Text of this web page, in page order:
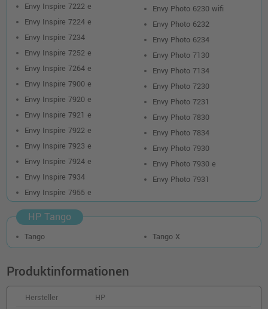
Envy Inspire 7222 e
Envy Inspire 7224 e
Envy Inspire 7234
Envy Inspire 7252 e
Envy Inspire 7264 e
Envy Inspire 7900 e
Envy Inspire 7920 e
Envy Inspire 7921 e
Envy Inspire 7922 e
Envy Inspire 7923 e
Envy Inspire 7924 e
Envy Inspire 7934
Envy Inspire 7955 e
Envy Photo 6230 wifi
Envy Photo 6232
Envy Photo 6234
Envy Photo 7130
Envy Photo 7134
Envy Photo 7230
Envy Photo 7231
Envy Photo 7830
Envy Photo 7834
Envy Photo 7930
Envy Photo 7930 e
Envy Photo 7931
HP Tango
Tango Tango X
Produktinformationen
Hersteller
HP